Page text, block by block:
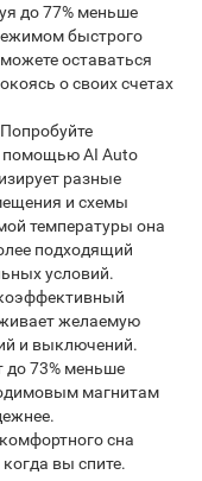
до 77% меньше
быстрого
оставаться
о своих счетах
Попробуйте
помощью AI Auto
разные
и схемы
температуры она
подходящий
условий.
желаемую
и выключений.
до 73% меньше
магнитам
сна
вы спите.